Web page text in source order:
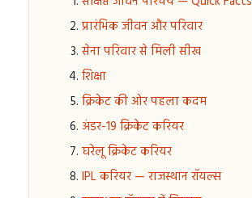
प्रारंभिक जीवन और परिवार
सेना परिवार से मिली सीख
शिक्षा
क्रिकेट की ओर पहला कदम
अंडर-19 क्रिकेट करियर
घरेलू क्रिकेट करियर
IPL करियर — राजस्थान रॉयल्स